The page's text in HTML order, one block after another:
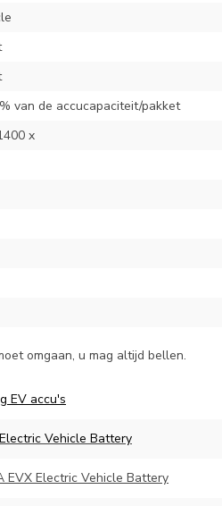
van de accucapaciteit/pakket
x
omgaan, u mag altijd bellen.
EV accu's
Vehicle Battery
EVX Electric Vehicle Battery